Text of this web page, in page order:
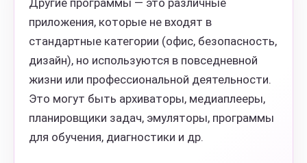
Другие программы — это различные
приложения, которые не входят в
стандартные категории (офис, безопасность,
дизайн), но используются в повседневной
жизни или профессиональной деятельности.
Это могут быть архиваторы, медиаплееры,
планировщики задач, эмуляторы, программы
для обучения, диагностики и др.